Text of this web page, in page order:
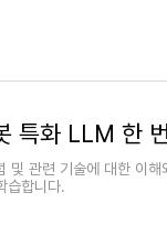
관련 기술에 대한 이해
습합니다.